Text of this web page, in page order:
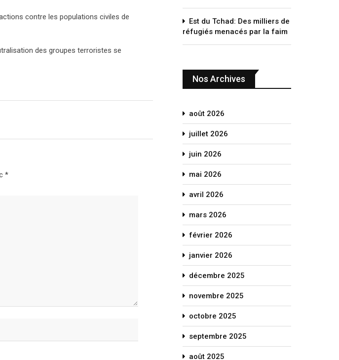
contre les populations civiles de
des groupes terroristes se
*
Est du Tchad: Des milliers de
réfugiés menacés par la faim
Nos Archives
août 2026
juillet 2026
juin 2026
mai 2026
avril 2026
mars 2026
février 2026
janvier 2026
décembre 2025
novembre 2025
octobre 2025
septembre 2025
août 2025